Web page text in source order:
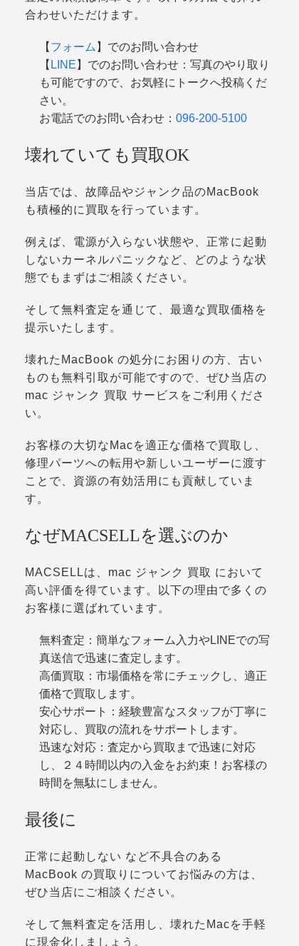
合わせいただけます。
【 フォーム 】でのお問い合わせ
【 LINE 】でのお問い合わせ：写真のやり取り
も可能ですので、お気軽にトークへ投稿くだ
さい。
お電話でのお問い合わせ： 096-200-5100
壊れていても買取OK
当店では、故障品やジャンク品のMacBook
も積極的に買取を行っています。
例えば、電源が入らない状態や、正常に起動
しないカーネルパニックなど、どのような状
態でもまずはご相談ください。
そして無料査定を通じて、最適な買取価格を
提示いたします。
壊れたMacBook の処分にお困りの方、古い
ものも無料引取が可能ですので、ぜひ当店の
mac ジャンク 買取 サービスをご利用くださ
い。
お客様の大切なMacを適正な価格で買取し、
修理パーツへの転用や新しいユーザーに渡す
ことで、資源の有効活用にも貢献していま
す。
なぜMACSELLを選ぶのか
MACSELLは、mac ジャンク 買取 において
高い評価を得ています。以下の理由で多くの
お客様に選ばれています。
無料査定：簡単なフォーム入力やLINEでの写
真送信で迅速に査定します。
高価買取：市場価格を常にチェックし、適正
価格で買取します。
安心サポート：経験豊富なスタッフが丁寧に
対応し、買取の流れをサポートします。
迅速な対応：査定から買取まで迅速に対応
し、２４時間以内の入金をお約束！お客様の
時間を無駄にしません。
最後に
正常に起動しない など不具合のある
MacBook の買取りについてお悩みの方は、
ぜひ当店にご相談ください。
そして無料査定を活用し、壊れたMacを手軽
に現金化しましょう。